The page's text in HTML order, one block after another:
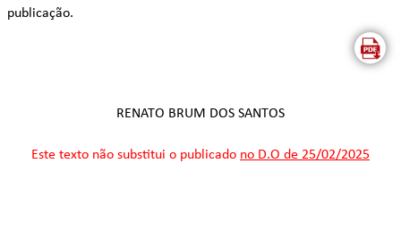
publicação.
RENATO BRUM DOS SANTOS
Este texto não substitui o publicado no D.O de 25/02/2025